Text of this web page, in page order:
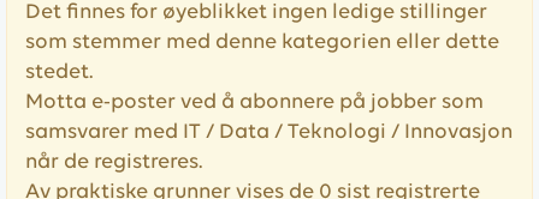
Det finnes for øyeblikket ingen ledige stillinger
som stemmer med denne kategorien eller dette
stedet.
Motta e-poster ved å abonnere på jobber som
samsvarer med IT / Data / Teknologi / Innovasjon
når de registreres.
Av praktiske grunner vises de 0 sist registrerte